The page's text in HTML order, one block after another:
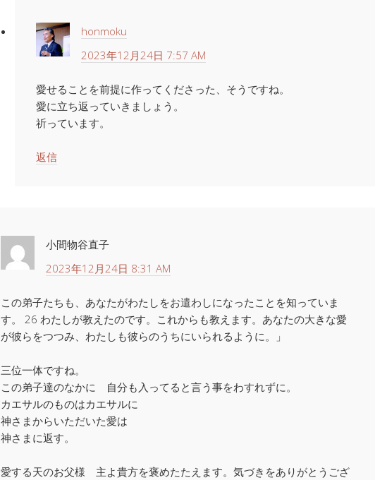
honmoku
2023年12月24日 7:57 AM
愛せることを前提に作ってくださった、そうですね。
愛に立ち返っていきましょう。
祈っています。
返信
小間物谷直子
2023年12月24日 8:31 AM
この弟子たちも、あなたがわたしをお遣わしになったことを知っていま
す。 26 わたしが教えたのです。これからも教えます。あなたの大きな愛
が彼らをつつみ、わたしも彼らのうちにいられるように。」
三位一体ですね。
この弟子達のなかに 自分も入ってると言う事をわすれずに。
カエサルのものはカエサルに
神さまからいただいた愛は
神さまに返す。
愛する天のお父様 主よ貴方を褒めたたえます。気づきをありがとうござ